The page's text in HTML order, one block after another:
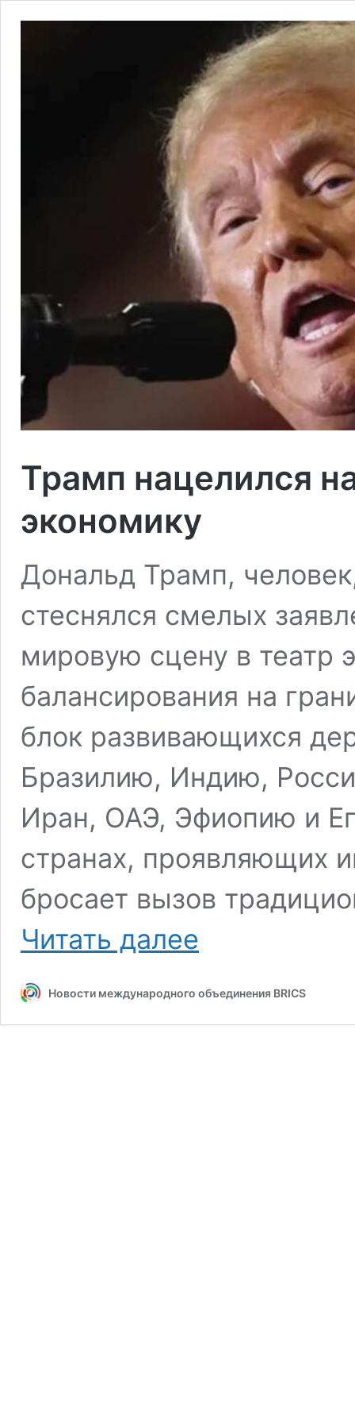
Трамп нацелился
экономику
Дональд Трамп,
стеснялся смелых
мировую сцену в театр
балансирования на
блок развивающихся
Бразилию, Индию,
Иран, ОАЭ, Эфиопию и
странах, проявляющих
бросает вызов
Читать далее
и
экономику
Новости международного объединения BRICS